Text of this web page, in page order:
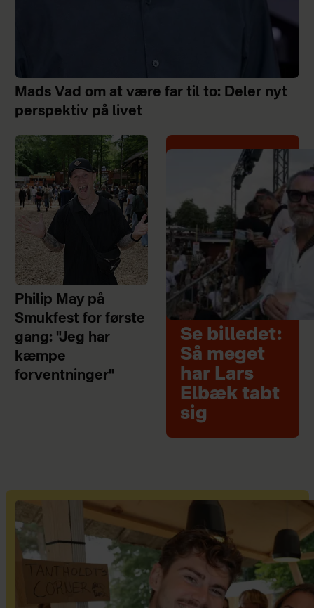
Mads Vad om at være far til to: Deler nyt
perspektiv på livet
Philip May på
Smukfest for første
gang: "Jeg har
kæmpe
forventninger"
Se billedet:
Så meget
har Lars
Elbæk tabt
sig